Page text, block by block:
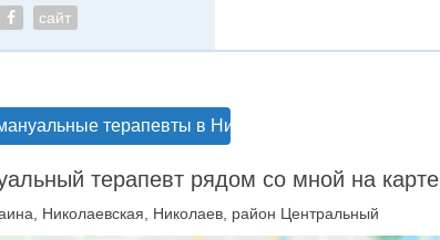
сайт
терапевты в Николаеве
терапевт рядом со мной на карте
Николаевская, Николаев, район Центральный